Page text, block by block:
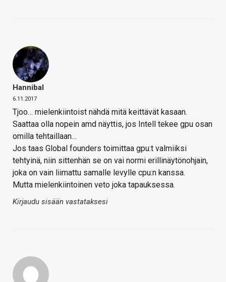
Hannibal
6.11.2017
Tjoo… mielenkiintoist nähdä mitä keittävät kasaan.
Saattaa olla nopein amd näyttis, jos Intell tekee gpu osan
omilla tehtaillaan…
Jos taas Global founders toimittaa gpu:t valmiiksi
tehtyinä, niin sittenhän se on vai normi erillinäytönohjain,
joka on vain liimattu samalle levylle cpu:n kanssa.
Mutta mielenkiintoinen veto joka tapauksessa.
Kirjaudu sisään vastataksesi